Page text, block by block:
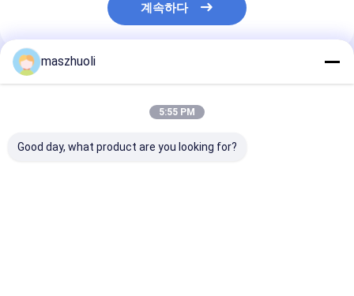
계속하다
추천된 제품
maszhuoli
5:55 PM
Good day, what product are you looking for?